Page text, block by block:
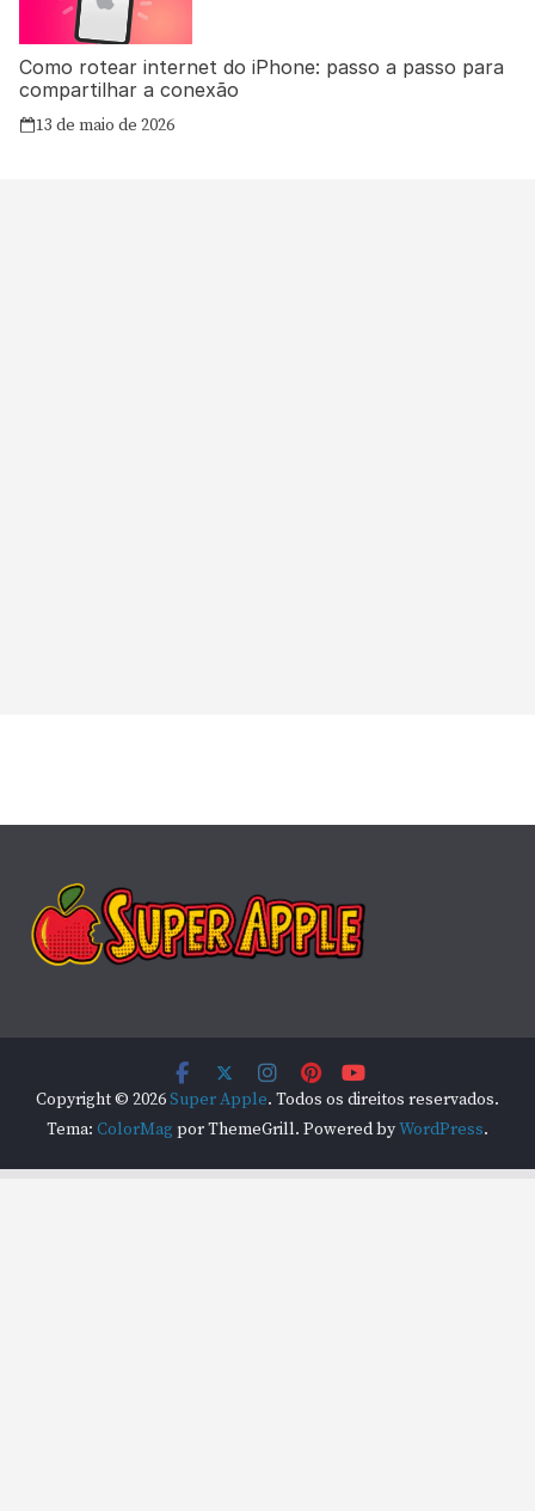
Como rotear internet do iPhone: passo a passo para
compartilhar a conexão
13 de maio de 2026
Copyright © 2026Super Apple. Todos os direitos reservados.
Tema: ColorMag por ThemeGrill. Powered byWordPress.